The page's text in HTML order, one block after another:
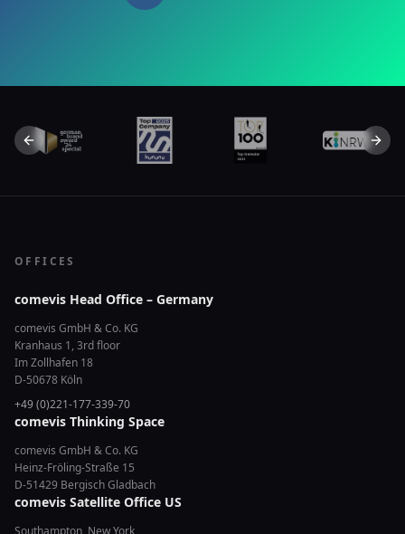
Previous slide
OFFICES
comevis Head Office – Germany
comevis GmbH & Co. KG
Kranhaus 1, 3rd floor
Im Zollhafen 18
D-50678 Köln
+49 (0)221-177-339-70
comevis Thinking Space
comevis GmbH & Co. KG
Heinz-Fröling-Straße 15
D-51429 Bergisch Gladbach
comevis Satellite Office US
Southampton, New York